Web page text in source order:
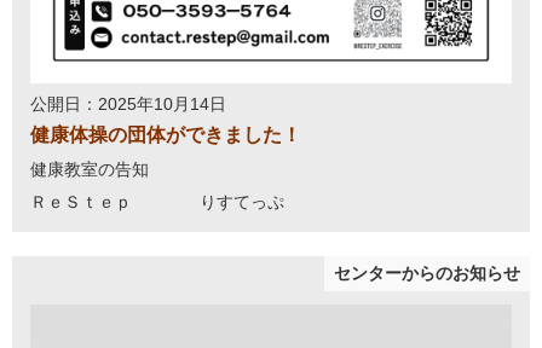
公開日：2025年10月14日
健康体操の団体ができました！
健康教室の告知
ＲｅＳｔｅｐ りすてっぷ
センターからのお知らせ